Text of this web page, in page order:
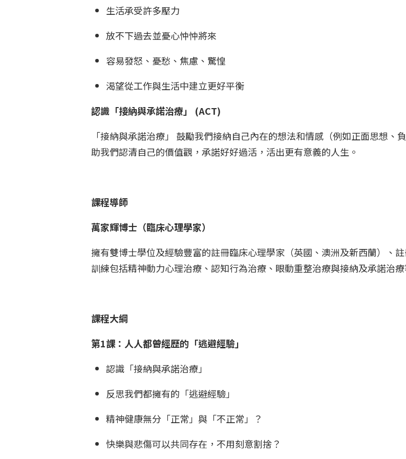
生活承受許多壓力
放不下過去並憂心忡忡將來
容易發怒、憂愁、焦慮、驚惶
渴望從工作與生活中建立更好平衡
認識「接納與承諾治療」 (ACT)
「接納與承諾治療」 鼓勵我們接納自己內在的想法和情感（例如正面思想、
助我們認清自己的價值觀，承諾好好過活，活出更有意義的人生。
課程導師
萬家輝博士（臨床心理學家）
擁有雙博士學位及經驗豐富的註冊臨床心理學家（英國、澳洲及新西蘭）、
訓練包括精神動力心理治療、認知行為治療、眼動重整治療與接納及承諾治療
課程大綱
第1課：人人都曾經歷的「逃避經驗」
認識「接納與承諾治療」
反思我們都擁有的「逃避經驗」
精神健康無分「正常」與「不正常」？
快樂與悲傷可以共同存在，不用刻意割捨？